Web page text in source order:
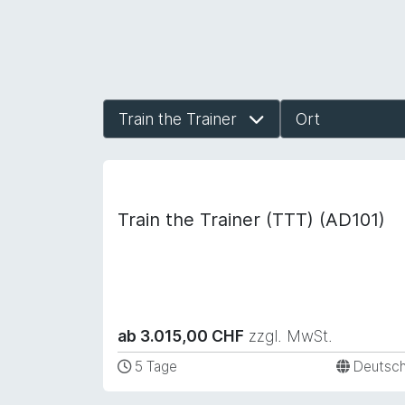
Train the Trainer Ort
Train the Trainer (TTT) (AD101)
ab 3.015,00 CHF zzgl. MwSt.
5 Tage Deutsch